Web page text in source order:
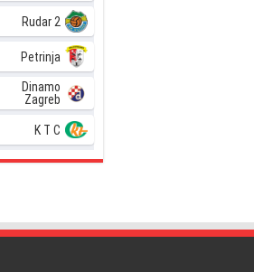
Rudar 2
Petrinja
Dinamo
Zagreb
K T C